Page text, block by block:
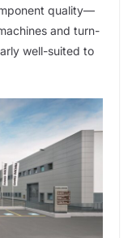
quality—
and turn-
well-suited to